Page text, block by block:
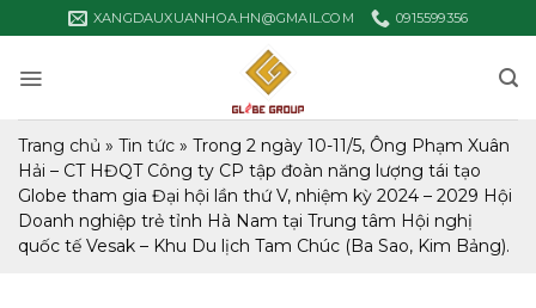
qua
dung
XANGDAUXUANHOA.HN@GMAIL.COM 0915599356
Trang chủ » Tin tức » Trong 2 ngày 10-11/5, Ông Phạm Xuân
Hải – CT HĐQT Công ty CP tập đoàn năng lượng tái tạo
Globe tham gia Đại hội lần thứ V, nhiệm kỳ 2024 – 2029 Hội
Doanh nghiệp trẻ tỉnh Hà Nam tại Trung tâm Hội nghị
quốc tế Vesak – Khu Du lịch Tam Chúc (Ba Sao, Kim Bảng).